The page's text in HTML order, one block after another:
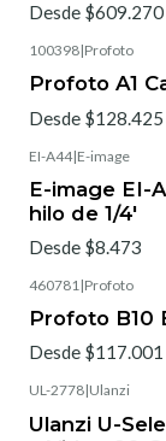
Desde $609.270
100398|Profoto
Profoto A1
Desde $128.425
EI-A44|E-image
E-image EI-
hilo de 1/4'
Desde $8.473
460781 |Profoto
Profoto B10
Desde $117.001
UL-2778|Ulanzi
Ulanzi U-